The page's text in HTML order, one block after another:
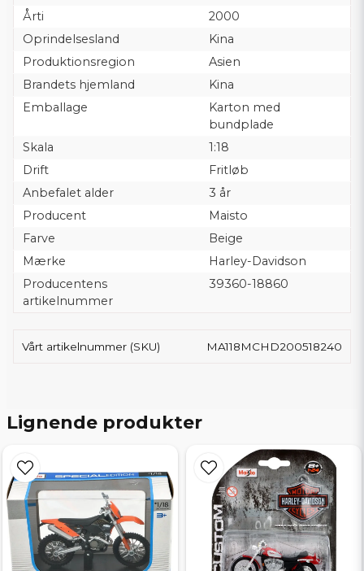
Årti
2000
Oprindelsesland
Kina
Produktionsregion
Asien
Brandets hjemland
Kina
Emballage
Karton med
bundplade
Skala
1:18
Drift
Fritløb
Anbefalet alder
3 år
Producent
Maisto
Farve
Beige
Mærke
Harley-Davidson
Producentens
artikelnummer
39360-18860
Vårt artikelnummer (SKU) MA118MCHD200518240
Lignende produkter